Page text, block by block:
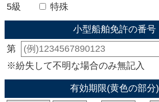
5級
特殊
小型船舶免許の番号
第
※紛失して不明な場合のみ無記入
有効期限(黄色の部分)